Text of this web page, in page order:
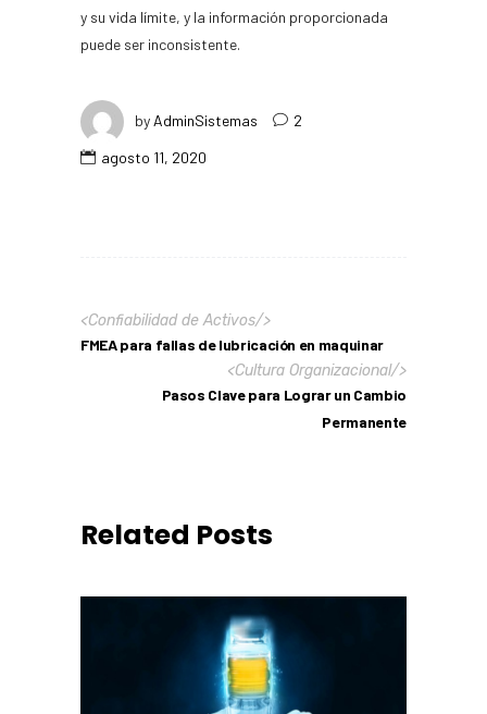
y su vida límite, y la información proporcionada
puede ser inconsistente.
by AdminSistemas 2
agosto 11, 2020
<Confiabilidad de Activos/>
FMEA para fallas de lubricación en maquinar
<Cultura Organizacional/>
Pasos Clave para Lograr un Cambio
Permanente
Related Posts